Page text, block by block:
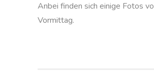
Anbei finden sich einige Fotos
Vormittag.